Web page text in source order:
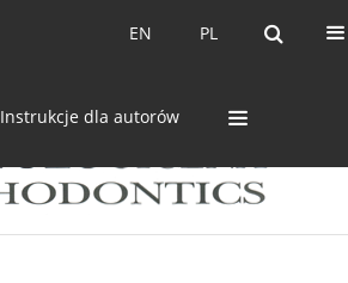
PL
EN PL
EN
Instrukcje dla autorów